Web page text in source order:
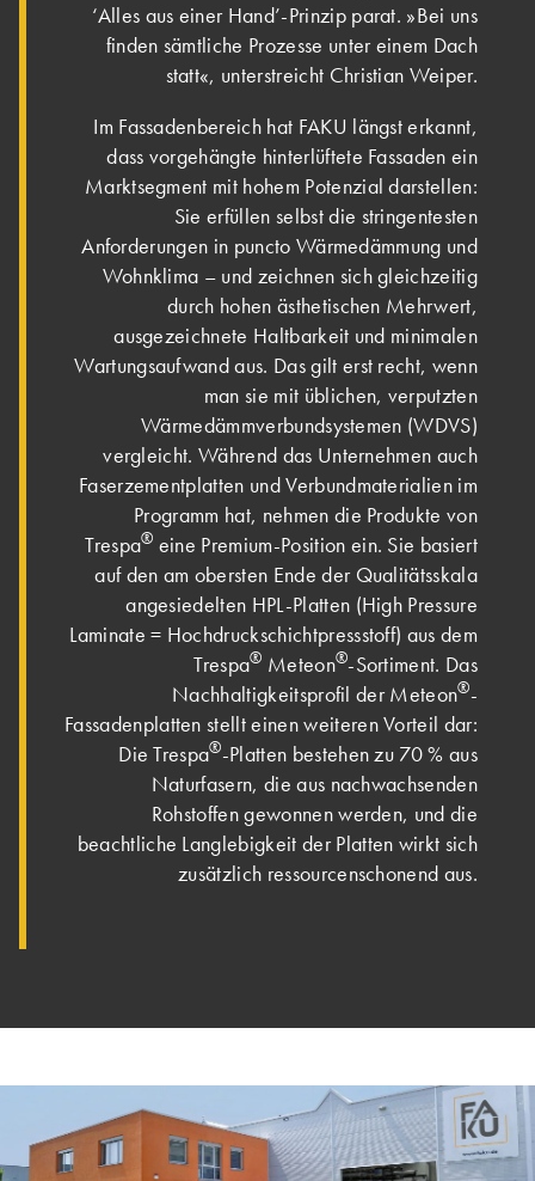
‘Alles aus einer Hand’-Prinzip parat. »Bei uns
finden sämtliche Prozesse unter einem Dach
statt«, unterstreicht Christian Weiper.
Im Fassadenbereich hat FAKU längst erkannt,
dass vorgehängte hinterlüftete Fassaden ein
Marktsegment mit hohem Potenzial darstellen:
Sie erfüllen selbst die stringentesten
Anforderungen in puncto Wärmedämmung und
Wohnklima – und zeichnen sich gleichzeitig
durch hohen ästhetischen Mehrwert,
ausgezeichnete Haltbarkeit und minimalen
Wartungsaufwand aus. Das gilt erst recht, wenn
man sie mit üblichen, verputzten
Wärmedämmverbundsystemen (WDVS)
vergleicht. Während das Unternehmen auch
Faserzementplatten und Verbundmaterialien im
Programm hat, nehmen die Produkte von
Trespa® eine Premium-Position ein. Sie basiert
auf den am obersten Ende der Qualitätsskala
angesiedelten HPL-Platten (High Pressure
Laminate = Hochdruckschichtpressstoff) aus dem
Trespa® Meteon®-Sortiment. Das
Nachhaltigkeitsprofil der Meteon®-
Fassadenplatten stellt einen weiteren Vorteil dar:
Die Trespa®-Platten bestehen zu 70 % aus
Naturfasern, die aus nachwachsenden
Rohstoffen gewonnen werden, und die
beachtliche Langlebigkeit der Platten wirkt sich
zusätzlich ressourcenschonend aus.